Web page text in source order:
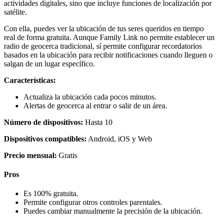
actividades digitales, sino que incluye funciones de localización por
satélite.
Con ella, puedes ver la ubicación de tus seres queridos en tiempo
real de forma gratuita. Aunque Family Link no permite establecer un
radio de geocerca tradicional, sí permite configurar recordatorios
basados en la ubicación para recibir notificaciones cuando lleguen o
salgan de un lugar específico.
Características:
Actualiza la ubicación cada pocos minutos.
Alertas de geocerca al entrar o salir de un área.
Número de dispositivos: Hasta 10
Dispositivos compatibles: Android, iOS y Web
Precio mensual: Gratis
Pros
Es 100% gratuita.
Permite configurar otros controles parentales.
Puedes cambiar manualmente la precisión de la ubicación.